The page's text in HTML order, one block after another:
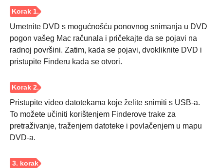
Korak 1.
Korak 2.
Umetnite DVD s mogućnošću ponovnog snimanja u DVD
pogon vašeg Mac računala i pričekajte da se pojavi na
radnoj površini. Zatim, kada se pojavi, dvokliknite DVD i
pristupite Finderu kada se otvori.
Pristupite video datotekama koje želite snimiti s USB-a.
To možete učiniti korištenjem Finderove trake za
pretraživanje, traženjem datoteke i povlačenjem u mapu
DVD-a.